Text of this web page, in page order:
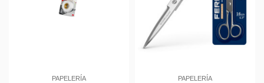
PAPELERÍA PAPELERÍA